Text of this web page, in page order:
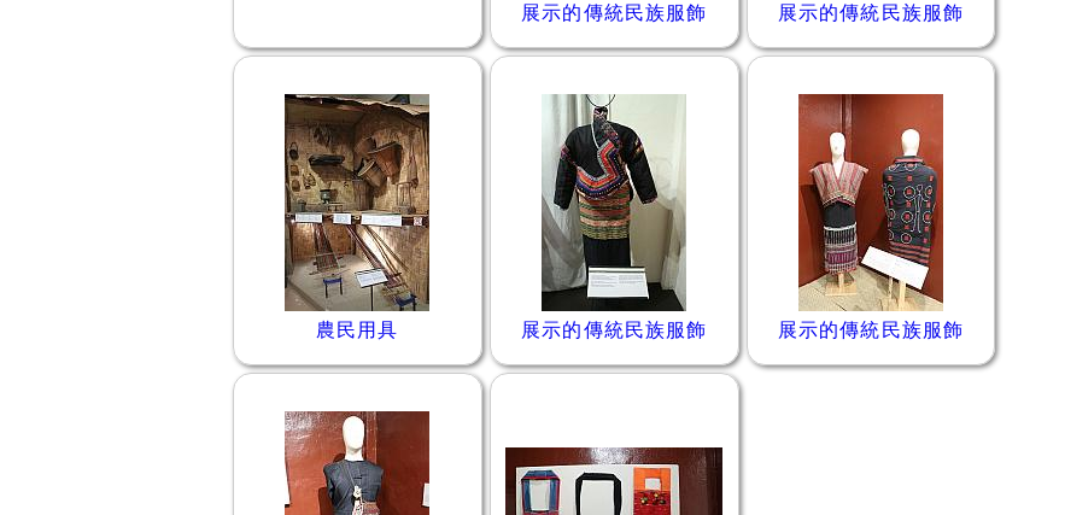
展示的傳統民族服飾
展示的傳統民族服飾
農民用具 展示的傳統民族服飾 展示的傳統民族服飾